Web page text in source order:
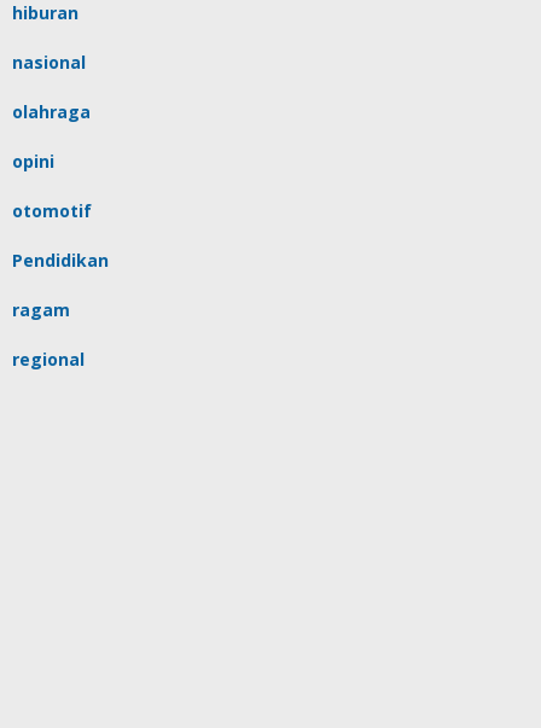
hiburan
nasional
olahraga
opini
otomotif
Pendidikan
ragam
regional